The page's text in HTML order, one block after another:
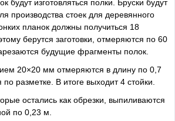
будут изготовляться полки. Бруски будут
производства стоек для деревянного
планок должны получиться 18
берутся заготовки, отмеряются по 60
будущие фрагменты полок.
20×20 мм отмеряются в длину по 0,7
разметке. В итоге выходит 4 стойки.
остались как обрезки, выпиливаются
по 0,23 м.